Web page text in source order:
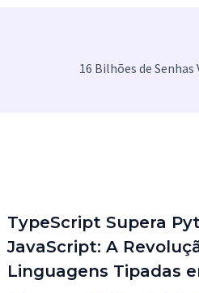
TypeScript Supera
JavaScript: A
Linguagens Tipadas